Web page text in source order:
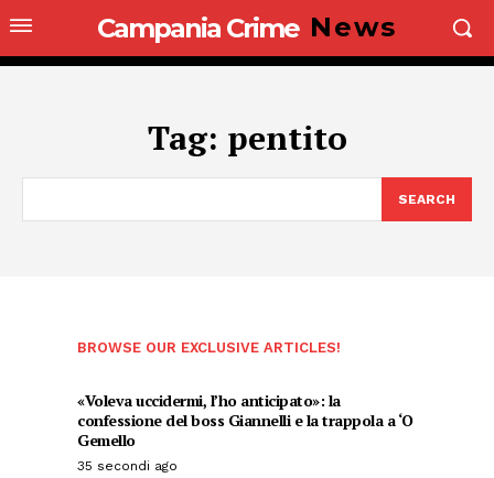
Campania Crime News
Tag: pentito
SEARCH
BROWSE OUR EXCLUSIVE ARTICLES!
«Voleva uccidermi, l’ho anticipato»: la
confessione del boss Giannelli e la trappola a ‘O
Gemello
35 secondi ago